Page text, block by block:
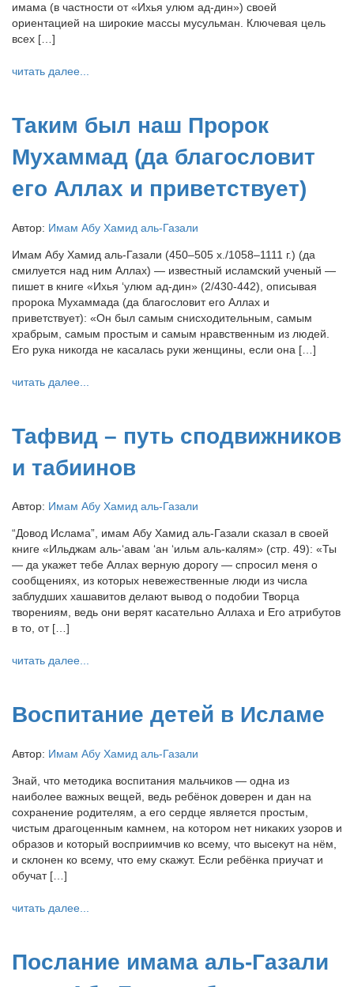
имама (в частности от «Ихья улюм ад-дин») своей
ориентацией на широкие массы мусульман. Ключевая цель
всех […]
читать далее...
Таким был наш Пророк
Мухаммад (да благословит
его Аллах и приветствует)
Автор: Имам Абу Хамид аль-Газали
Имам Абу Хамид аль-Газали (450–505 х./1058–1111 г.) (да
смилуется над ним Аллах) — известный исламский ученый —
пишет в книге «Ихья ‘улюм ад-дин» (2/430-442), описывая
пророка Мухаммада (да благословит его Аллах и
приветствует): «Он был самым снисходительным, самым
храбрым, самым простым и самым нравственным из людей.
Его рука никогда не касалась руки женщины, если она […]
читать далее...
Тафвид – путь сподвижников
и табиинов
Автор: Имам Абу Хамид аль-Газали
“Довод Ислама”, имам Абу Хамид аль-Газали сказал в своей
книге «Ильджам аль-‘авам ‘ан ‘ильм аль-калям» (стр. 49): «Ты
— да укажет тебе Аллах верную дорогу — спросил меня о
сообщениях, из которых невежественные люди из числа
заблудших хашавитов делают вывод о подобии Творца
творениям, ведь они верят касательно Аллаха и Его атрибутов
в то, от […]
читать далее...
Воспитание детей в Исламе
Автор: Имам Абу Хамид аль-Газали
Знай, что методика воспитания мальчиков — одна из
наиболее важных вещей, ведь ребёнок доверен и дан на
сохранение родителям, а его сердце является простым,
чистым драгоценным камнем, на котором нет никаких узоров и
образов и который восприимчив ко всему, что высекут на нём,
и склонен ко всему, что ему скажут. Если ребёнка приучат и
обучат […]
читать далее...
Послание имама аль-Газали